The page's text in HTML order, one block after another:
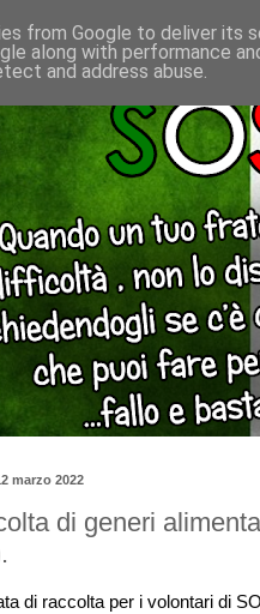
marzo 2022
di generi
di raccolta per i volontari di
from Google to deliver its
along with performance
and address abuse.